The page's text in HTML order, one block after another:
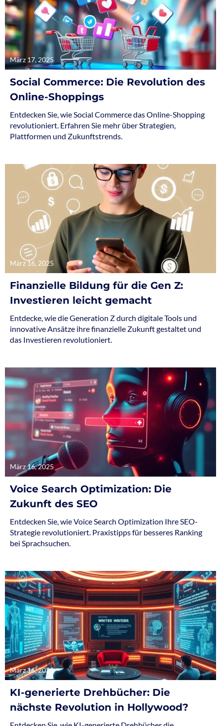
März 17, 2025
Social Commerce: Die Revolution des
Online-Shoppings
Entdecken Sie, wie Social Commerce das Online-Shopping
revolutioniert. Erfahren Sie mehr über Strategien,
Plattformen und Zukunftstrends.
März 16, 2025
Finanzielle Bildung für die Gen Z:
Investieren leicht gemacht
Entdecke, wie die Generation Z durch digitale Tools und
innovative Ansätze ihre finanzielle Zukunft gestaltet und
das Investieren revolutioniert.
März 16, 2025
Voice Search Optimization: Die
Zukunft des SEO
Entdecken Sie, wie Voice Search Optimization Ihre SEO-
Strategie revolutioniert. Praxistipps für besseres Ranking
bei Sprachsuchen.
März 16, 2025
KI-generierte Drehbücher: Die
nächste Revolution in Hollywood?